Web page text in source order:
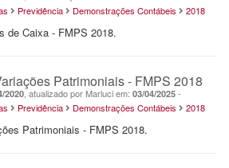
Previdência Demonstrações Contábeis 2018
de Caixa - FMPS 2018.
Patrimoniais - FMPS 2018
2020, atualizado por Marluci em: 03/04/2025 -
Previdência Demonstrações Contábeis 2018
Patrimoniais - FMPS 2018.